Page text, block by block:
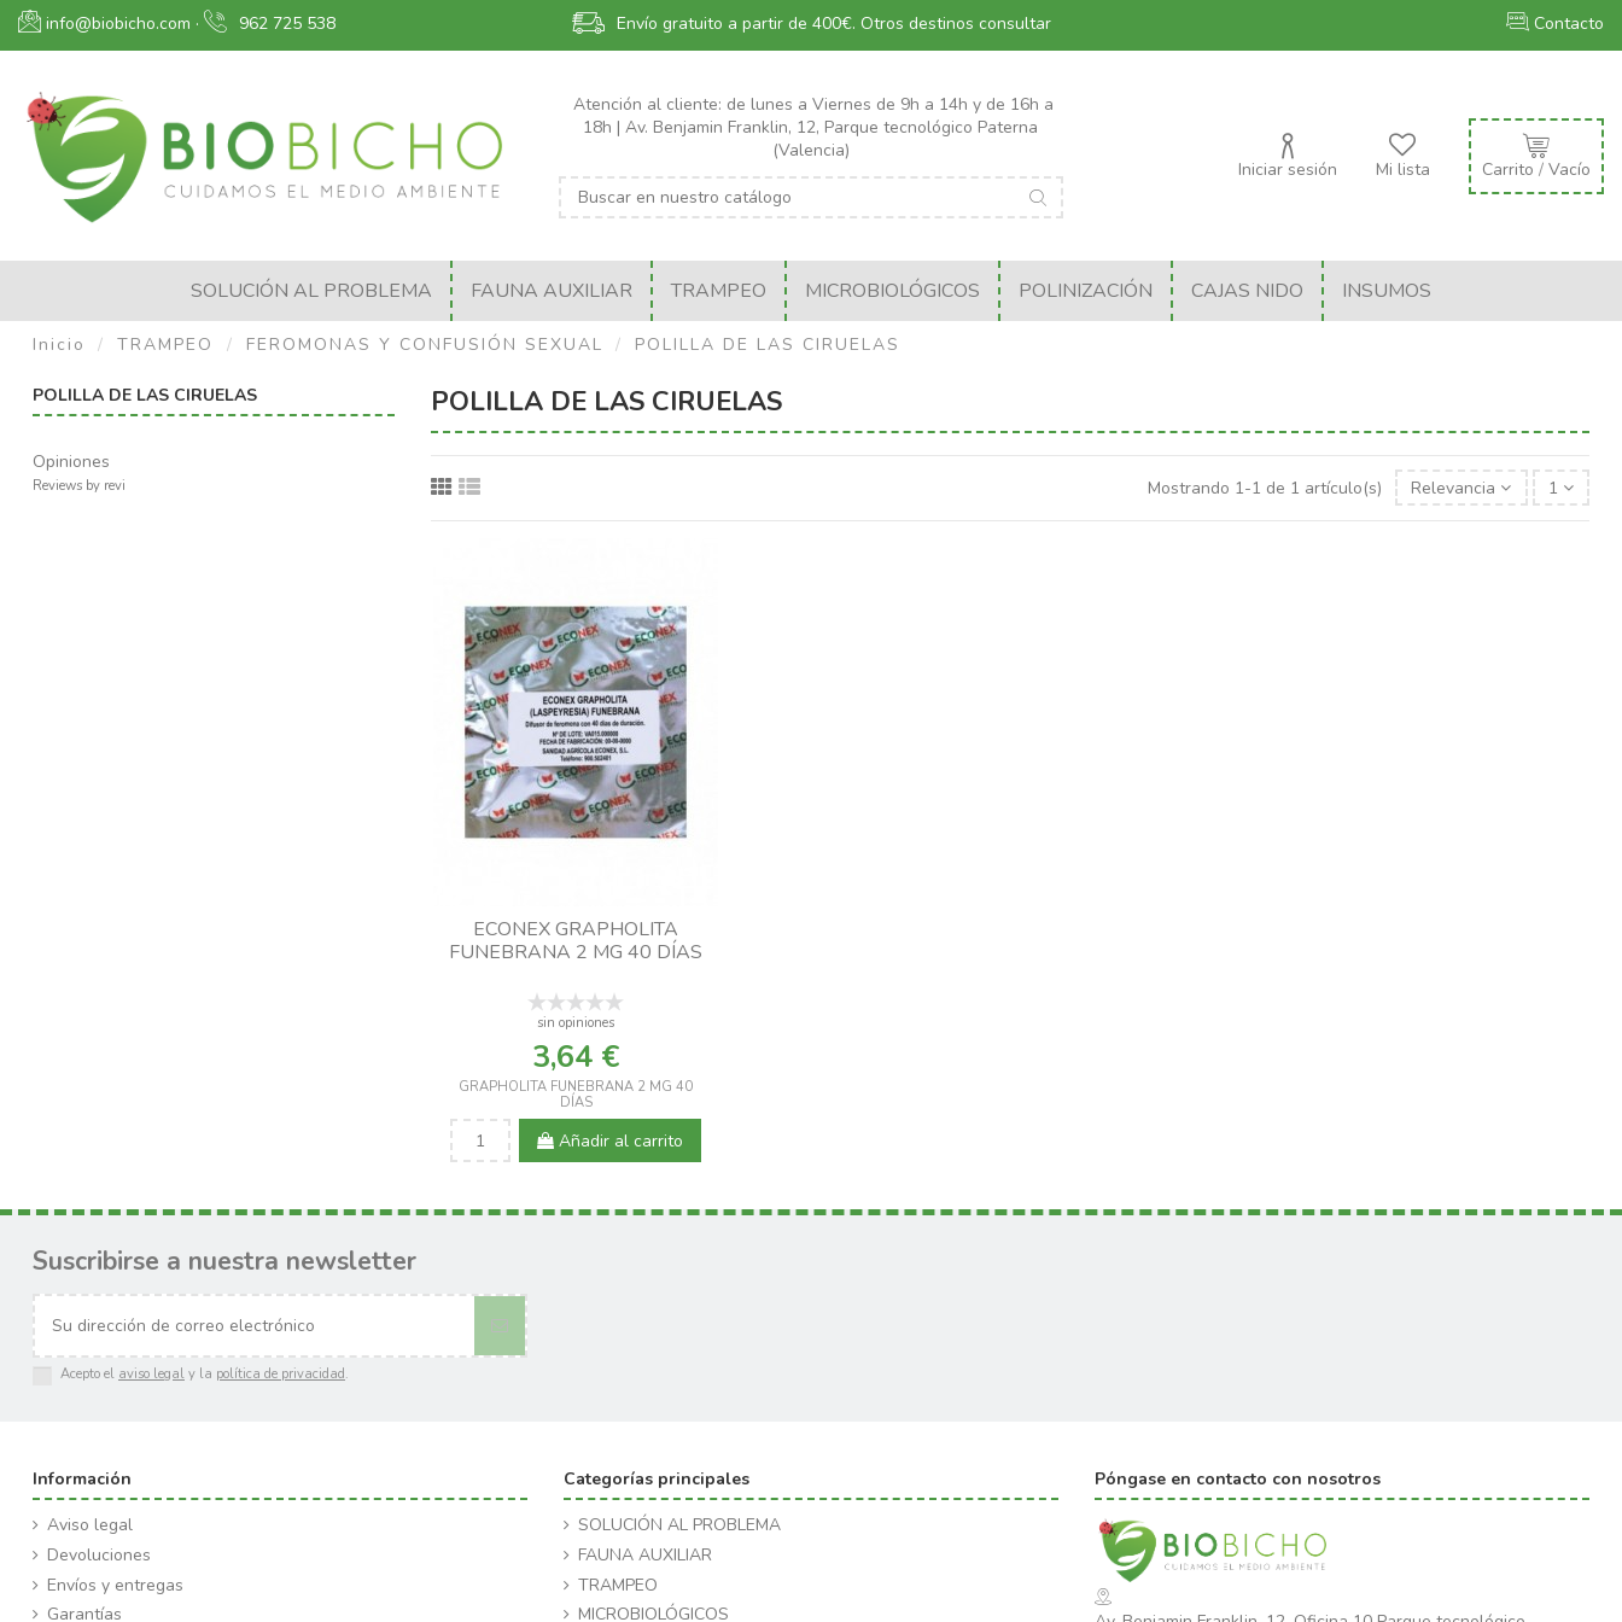
info@biobicho.com · 962 725 538 Envío gratuito a partir de 400€. Otros destinos consultar Contacto
Atención al cliente: de lunes a Viernes de 9h a 14h y de 16h a
18h | Av. Benjamin Franklin, 12, Parque tecnológico Paterna
(Valencia)
Iniciar sesión Mi lista Carrito / Vacío
SOLUCIÓN AL PROBLEMA FAUNA AUXILIAR TRAMPEO MICROBIOLÓGICOS POLINIZACIÓN CAJAS NIDO INSUMOS
Inicio TRAMPEO FEROMONAS Y CONFUSIÓN SEXUAL POLILLA DE LAS CIRUELAS
POLILLA DE LAS CIRUELAS
Mostrando 1-1 de 1 artículo(s) Relevancia 1
ECONEX GRAPHOLITA
FUNEBRANA 2 MG 40 DÍAS
sin opiniones
3,64 €
GRAPHOLITA FUNEBRANA 2 MG 40
DÍAS
Añadir al carrito
POLILLA DE LAS CIRUELAS
Opiniones
Reviews by revi
Suscribirse a nuestra newsletter
Acepto el aviso legal y la política de privacidad.
Información
Aviso legal
Devoluciones
Envíos y entregas
Garantías
Categorías principales
SOLUCIÓN AL PROBLEMA
FAUNA AUXILIAR
TRAMPEO
MICROBIOLÓGICOS
Póngase en contacto con nosotros